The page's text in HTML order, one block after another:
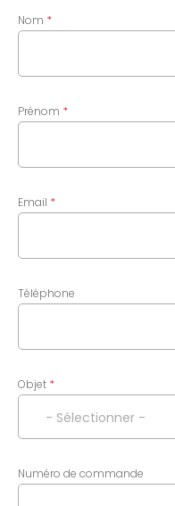
Nom
Prénom
Email
Téléphone
Objet
- Sélectionner -
Numéro de commande